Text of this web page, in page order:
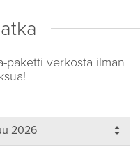
paketti verkosta ilman